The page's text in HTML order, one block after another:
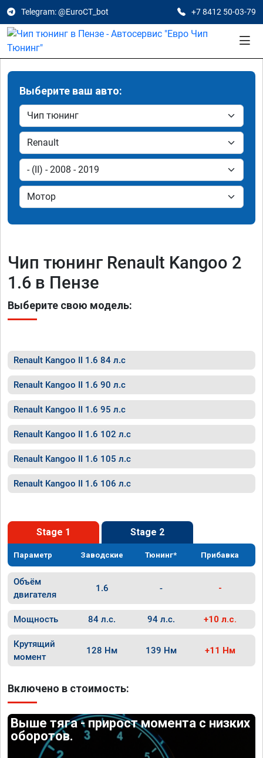
Telegram: @EuroCT_bot +7 8412 50-03-79
Выберите ваш авто:
Чип тюнинг Renault Kangoo 2
1.6 в Пензе
Выберите свою модель:
Renault Kangoo II 1.6 84 л.с
Renault Kangoo II 1.6 90 л.с
Renault Kangoo II 1.6 95 л.с
Renault Kangoo II 1.6 102 л.с
Renault Kangoo II 1.6 105 л.с
Renault Kangoo II 1.6 106 л.с
Stage 1 Stage 2
Параметр Заводские Тюнинг* Прибавка
Объём
двигателя
1.6 - -
Мощность 84 л.с. 94 л.с. +10 л.с.
Крутящий
момент
128 Нм 139 Нм +11 Нм
Включено в стоимость:
Выше тяга - прирост момента с низких
оборотов.